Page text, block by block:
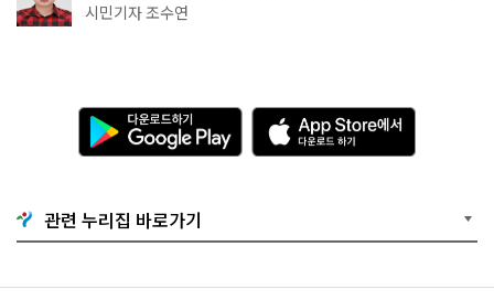
·무더위쉼터까지
시민기자 조수연
다
운
로
기
G
o
g
A
p
p
e
서
관련 누리집 바로가기